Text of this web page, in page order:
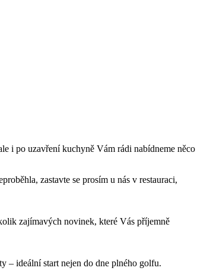
i po uzavření kuchyně Vám rádi nabídneme něco
zastavte se prosím u nás v restauraci,
zajímavých novinek, které Vás příjemně
– ideální start nejen do dne plného golfu.